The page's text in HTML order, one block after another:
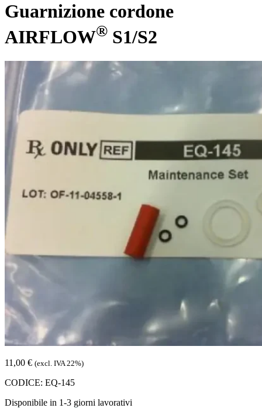
Guarnizione cordone
AIRFLOW® S1/S2
11,00 € (excl. IVA 22%)
CODICE: EQ-145
Disponibile in 1-3 giorni lavorativi